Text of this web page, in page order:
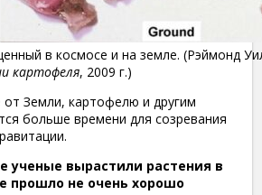
в космосе и на земле. (Рэймонд
картофеля, 2009 г.)
Земли, картофелю и другим
больше времени для созревания
ученые вырастили растения в
прошло не очень хорошо